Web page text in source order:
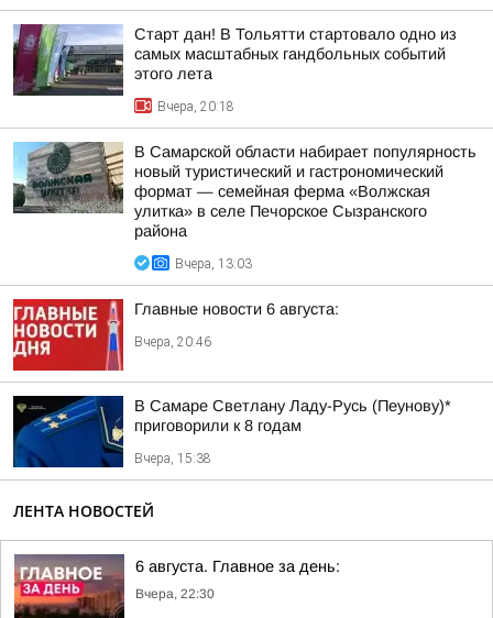
Старт дан! В Тольятти стартовало одно из
самых масштабных гандбольных событий
этого лета
Вчера, 20:18
В Самарской области набирает популярность
новый туристический и гастрономический
формат — семейная ферма «Волжская
улитка» в селе Печорское Сызранского
района
Вчера, 13:03
Главные новости 6 августа:
Вчера, 20:46
В Самаре Светлану Ладу-Русь (Пеунову)*
приговорили к 8 годам
Вчера, 15:38
ЛЕНТА НОВОСТЕЙ
6 августа. Главное за день:
Вчера, 22:30